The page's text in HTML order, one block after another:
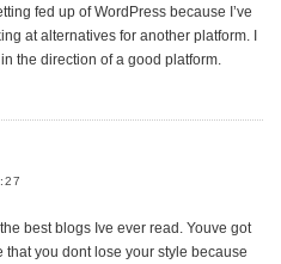
fed up of WordPress because I’ve
at alternatives for another platform. I
the direction of a good platform.
best blogs Ive ever read. Youve got
you dont lose your style because